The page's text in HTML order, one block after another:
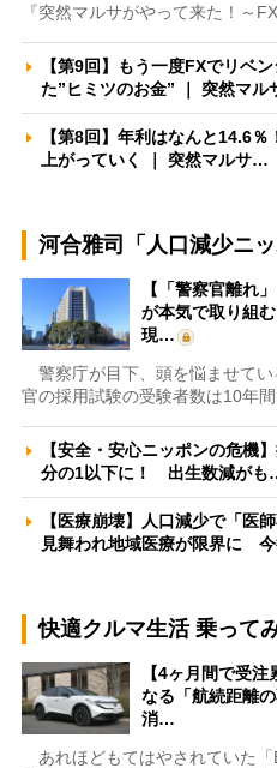
『突然マルサがやって来た！～
【第9回】もう一度FXでリベ
た”ヒミツのお金” ｜ 突然マ
【第8回】年利はなんと14.6
上がっていく ｜ 突然マルサ…
河合雅司「人口減少ニッ
【「警察官離れ
が本気で取り組
現…
警察庁が目下、頭を悩ませて
官の採用試験の受験者数は10年
【安全・安心ニッポンの危機
分の1以下に！ 出生数減がも
【医療崩壊】人口減少で「医
見舞われ地域医療が限界に
快適クルマ生活 乗って
【4ヶ月間で受
なる「航続距離
消…
あれほどもてはやされていた「